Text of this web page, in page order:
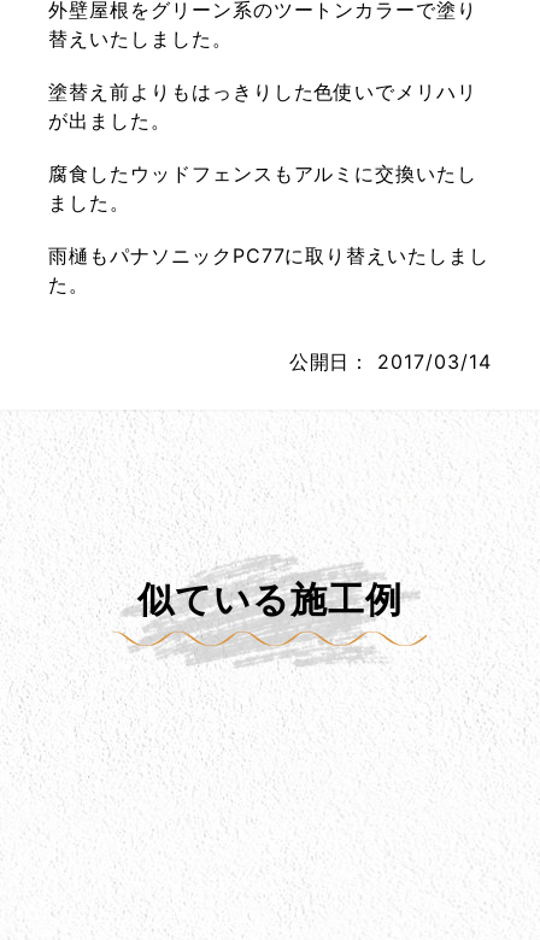
外壁屋根をグリーン系のツートンカラーで塗り
替えいたしました。
塗替え前よりもはっきりした色使いでメリハリ
が出ました。
腐食したウッドフェンスもアルミに交換いたし
ました。
雨樋もパナソニックPC77に取り替えいたしまし
た。
公開日： 2017/03/14
似ている施工例